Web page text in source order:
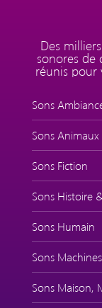
Des
sonores de
réunis pour
Sons
Sons Animaux
Sons Fiction
Sons Histoire
Sons Humain
Sons
Sons Maison,